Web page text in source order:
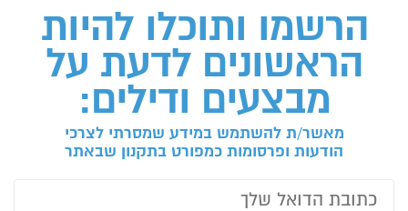
הרשמו ותוכלו להיות
הראשונים לדעת על
מבצעים ודילים:
מאשר/ת להשתמש במידע שמסרתי לצרכי
הודעות ופרסומות כמפורט בתקנון שבאתר